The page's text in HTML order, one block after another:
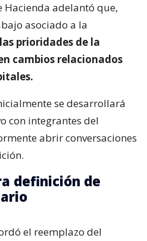
adelantó que,
asociado a la
las prioridades de la
cambios relacionados
se desarrollará
con integrantes del
abrir conversaciones
definición de
el reemplazo del